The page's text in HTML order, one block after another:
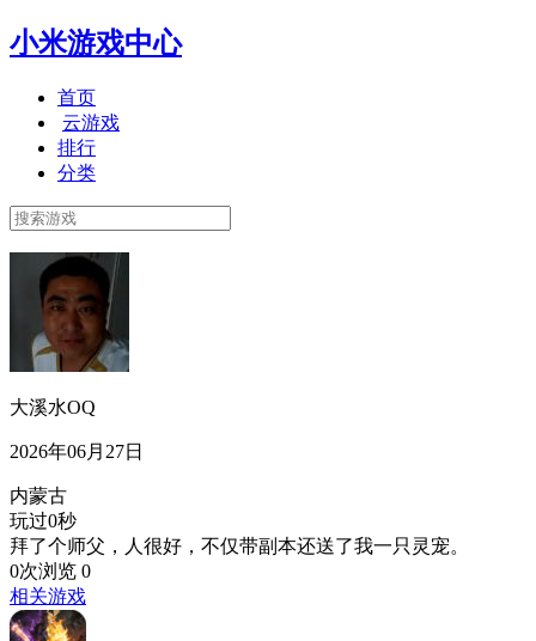
小米游戏中心
首页
云游戏
排行
分类
大溪水OQ
2026年06月27日
内蒙古
玩过0秒
拜了个师父，人很好，不仅带副本还送了我一只灵宠。
0次浏览 0
相关游戏